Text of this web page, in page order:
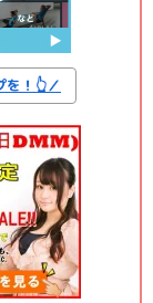
！👆／